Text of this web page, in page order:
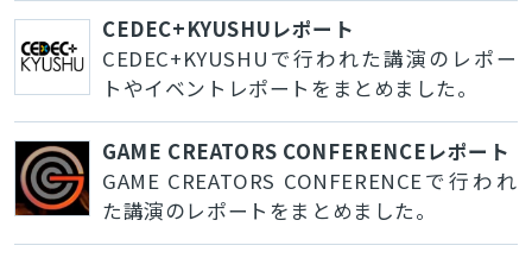
CEDEC+KYUSHUレポート
CEDEC+KYUSHUで行われた講演のレポー
トやイベントレポートをまとめました。
GAME CREATORS CONFERENCEレポート
GAME CREATORS CONFERENCEで行われ
た講演のレポートをまとめました。